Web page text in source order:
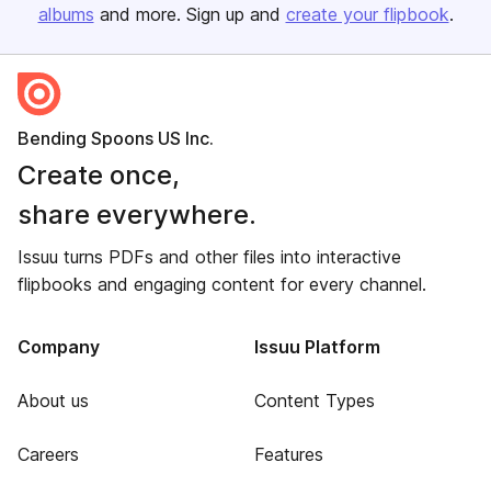
albums and more. Sign up and create your flipbook.
Bending Spoons US Inc.
Create once,
share everywhere.
Issuu turns PDFs and other files into interactive
flipbooks and engaging content for every channel.
Company
About us
Careers
Issuu Platform
Content Types
Features